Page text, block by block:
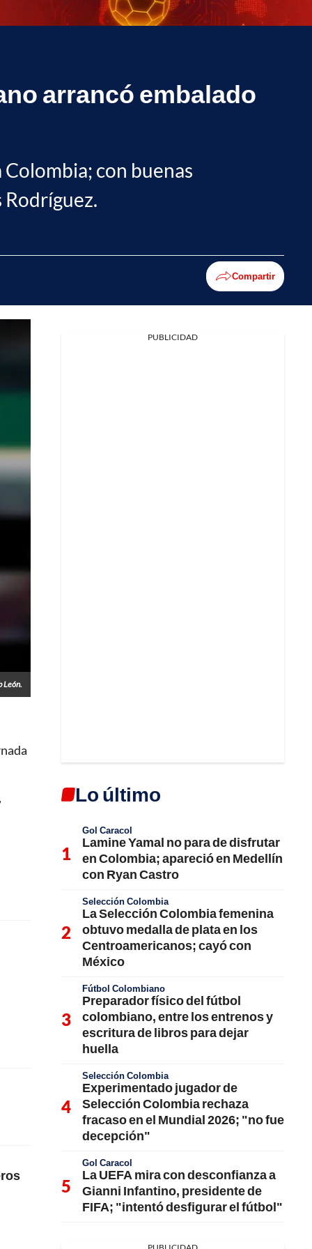
arrancó embalado
Colombia; con buenas
Rodríguez.
Compartir
León.
PUBLICIDAD
Lo último
Gol Caracol
Lamine Yamal no para de disfrutar
en Colombia; apareció en Medellín
con Ryan Castro
Selección Colombia
La Selección Colombia femenina
obtuvo medalla de plata en los
Centroamericanos; cayó con
México
Fútbol Colombiano
Preparador físico del fútbol
colombiano, entre los entrenos y
escritura de libros para dejar
huella
Selección Colombia
Experimentado jugador de
Selección Colombia rechaza
fracaso en el Mundial 2026; "no fue
decepción"
Gol Caracol
La UEFA mira con desconfianza a
Gianni Infantino, presidente de
FIFA; "intentó desfigurar el fútbol"